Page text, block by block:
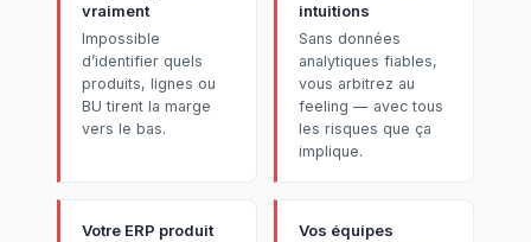
vraiment
Impossible
d’identifier quels
produits, lignes ou
BU tirent la marge
vers le bas.
intuitions
Sans données
analytiques fiables,
vous arbitrez au
feeling — avec tous
les risques que ça
implique.
Votre ERP produit
Vos équipes